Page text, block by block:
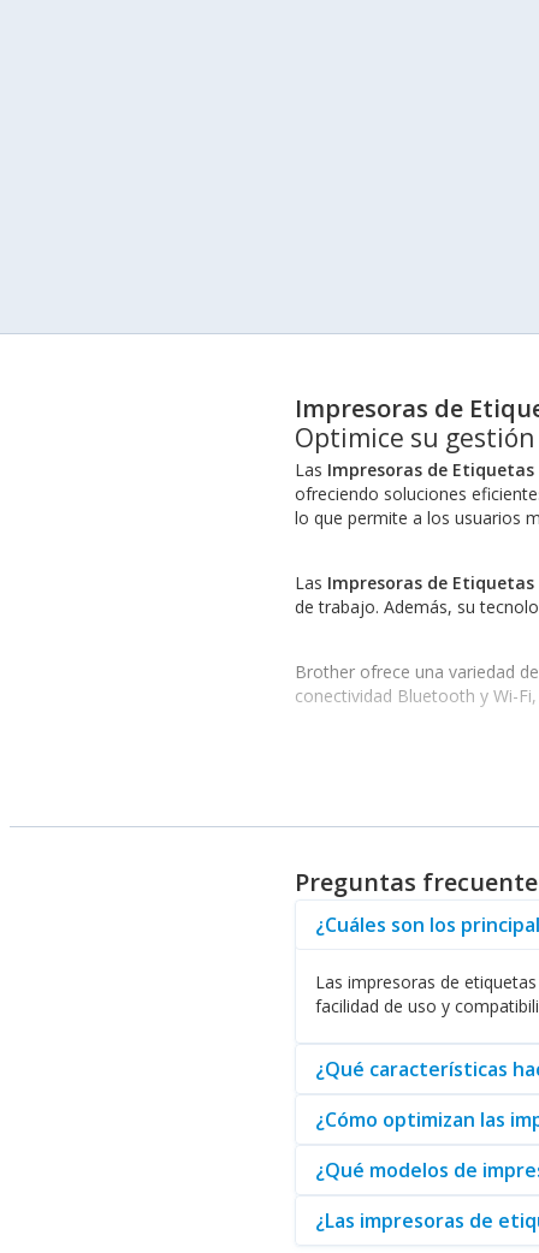
Impresoras de
Optimice su
Las Impresoras de
ofreciendo soluciones
lo que permite a los usuarios
Las Impresoras de
de trabajo. Además, su
Brother ofrece una variedad
conectividad Bluetooth y Wi-
La calidad de impresión es
especialmente importante
Además de impresoras,
realizar diversas tareas,
Por otro lado, lasCintas para
permite personalizar aún
En resumen, lasImpresoras
laboral. Si su empresa busca
un amplio catálogo de
Preguntas
¿Cuáles son los
Las impresoras de
facilidad de uso y
¿Qué características
¿Cómo optimizan las
¿Qué modelos de
¿Las impresoras de